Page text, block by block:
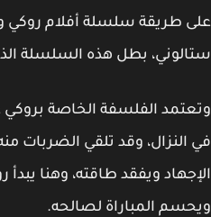
طريقة سلسلة أفلام روكي
بطل هذه السلسلة الذي
الفلسفة الخاصة بروكي
النزال، وقد تلقي الضربات
ويفقد طاقته، وهنا يبدأ
المباراة لصالحه.